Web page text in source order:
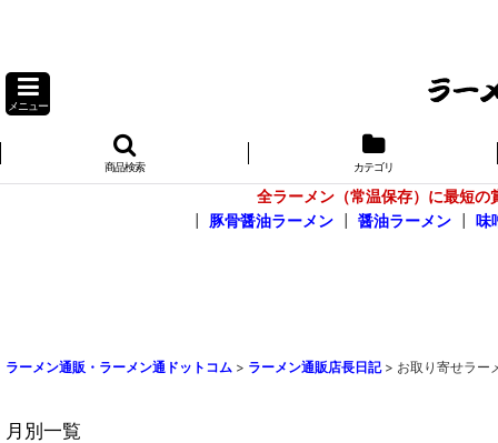
メニュー
商品検索 カテゴリ
全ラーメン（常温保存）に最短の
豚骨醤油ラーメン 醤油ラーメン 味
ラーメン通販・ラーメン通ドットコム > ラーメン通販店長日記 > お取り寄せラー
月別一覧